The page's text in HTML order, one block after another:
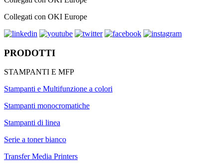
Collegati con OKI Europe
PRODOTTI
STAMPANTI E MFP
Stampanti e Multifunzione a colori
Stampanti monocromatiche
Stampanti di linea
Serie a toner bianco
Transfer Media Printers